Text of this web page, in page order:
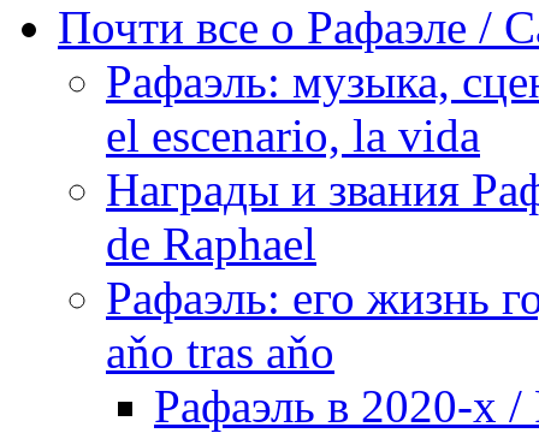
Почти все о Рафаэле /
Рафаэль: музыка,
el escenario, la vida
Награды и звания
de Raphael
Рафаэль: его жизнь
aňo tras aňo
Рафаэль в 2020-х /